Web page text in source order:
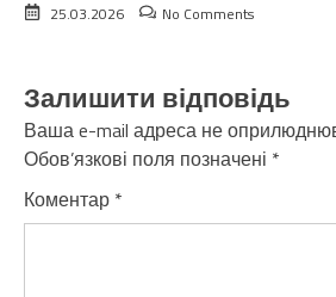
25.03.2026
No Comments
Залишити відповідь
Ваша e-mail адреса не
Обов’язкові поля позначені *
Коментар *